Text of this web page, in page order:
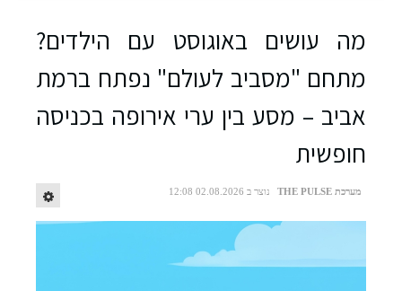
מתחם היצירה וההעשרה לילדים בעופר הקניון הגדול פתח תקווה. צילום: יח"צ
מה עושים באוגוסט עם הילדים?
מתחם "מסביב לעולם" נפתח ברמת
אביב – מסע בין ערי אירופה בכניסה
חופשית
מערכת THE PULSE נוצר ב 02.08.2026 12:08